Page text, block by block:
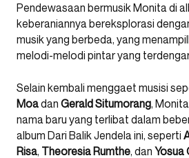
Pendewasaan bermusik Monita di
keberaniannya bereksplorasi
musik yang berbeda, yang
melodi-melodi pintar yang
Selain kembali menggaet musisi
Moadan Gerald Situmorang,
nama baru yang terlibat dalam
album Dari Balik Jendela ini, seperti
Risa, Theoresia Rumthe, dan Yosua